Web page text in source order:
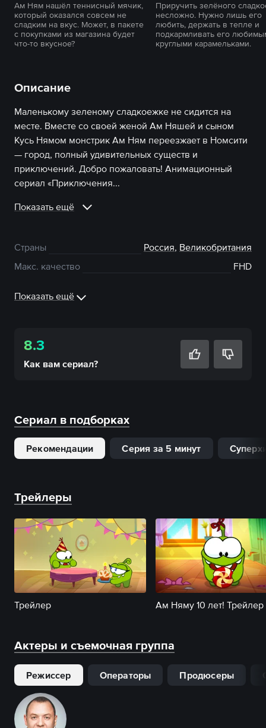
Ам Ням нашёл теннисный мячик,
который оказался совсем не
сладким на вкус. Может, в пакете
с покупками из магазина будет
что-то вкусное?
Приручить зелёного
несложно. Нужно лишь его
любить, держать в тепле и
подкармливать его
круглыми карамельками.
Описание
Маленькому зеленому сладкоежке не сидится на
месте. Вместе со своей женой Ам Няшей и сыном
Кусь Нямом монстрик Ам Ням переезжает в Номсити
— город, полный удивительных существ и
приключений. Добро пожаловать! Анимационный
сериал «Приключения...
Показать ещё
Страны Россия, Великобритания
Макс. качество
FHD
Показать ещё
8.3
Как вам сериал?
Сериал в подборках
Рекомендации Серия за 5 минут
Трейлеры
Трейлер Ам Няму 10 лет! Трейлер
Актеры и съемочная группа
Режиссер Операторы Продюсеры